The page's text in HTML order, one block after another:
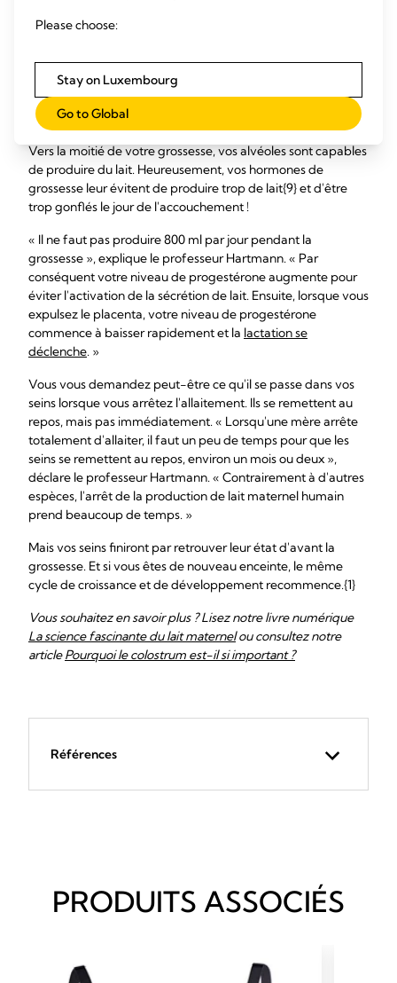
produire du lait pendant
la grossesse
Vers la moitié de votre grossesse, vos alvéoles sont capables
de produire du lait. Heureusement, vos hormones de
grossesse leur évitent de produire trop de lait{9} et d'être
trop gonflés le jour de l'accouchement !
« Il ne faut pas produire 800 ml par jour pendant la
grossesse », explique le professeur Hartmann. « Par
conséquent votre niveau de progestérone augmente pour
éviter l'activation de la sécrétion de lait. Ensuite, lorsque vous
expulsez le placenta, votre niveau de progestérone
commence à baisser rapidement et la lactation se
déclenche. »
Vous vous demandez peut-être ce qu'il se passe dans vos
seins lorsque vous arrêtez l'allaitement. Ils se remettent au
repos, mais pas immédiatement. « Lorsqu'une mère arrête
totalement d'allaiter, il faut un peu de temps pour que les
seins se remettent au repos, environ un mois ou deux »,
déclare le professeur Hartmann. « Contrairement à d'autres
espèces, l'arrêt de la production de lait maternel humain
prend beaucoup de temps. »
Mais vos seins finiront par retrouver leur état d'avant la
grossesse. Et si vous êtes de nouveau enceinte, le même
cycle de croissance et de développement recommence.{1}
Vous souhaitez en savoir plus ? Lisez notre livre numérique
La science fascinante du lait maternelou consultez notre
articlePourquoi le colostrum est-il si important ?
Références
PRODUITS ASSOCIÉS
Please choose:
Stay on Luxembourg
Go to Global